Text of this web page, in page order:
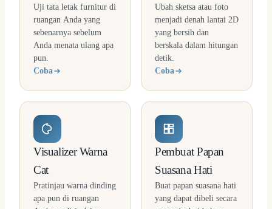
Uji tata letak furnitur di
ruangan Anda yang
sebenarnya sebelum
Anda menata ulang apa
pun.
Coba
Ubah sketsa atau foto
menjadi denah lantai 2D
yang bersih dan
berskala dalam hitungan
detik.
Coba
Visualizer Warna
Cat
Pratinjau warna dinding
apa pun di ruangan
Pembuat Papan
Suasana Hati
Buat papan suasana hati
yang dapat dibeli secara